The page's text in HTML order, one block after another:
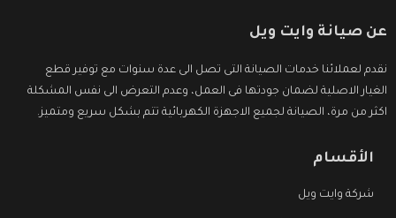
عن صيانة وايت ويل
نقدم لعملائنا خدمات الصيانة التى تصل الى عدة سنوات مع توفير قطع
الغيار الاصلية لضمان جودتها فى العمل، وعدم التعرض الى نفس المشكلة
اكثر من مرة، الصيانة لجميع الاجهزة الكهربائية تتم بشكل سريع ومتميز.
الأقسام
شركة وايت ويل